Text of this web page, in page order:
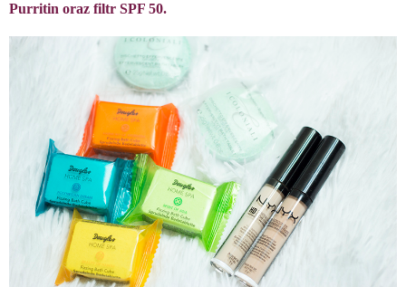
Purritin oraz filtr SPF 50.